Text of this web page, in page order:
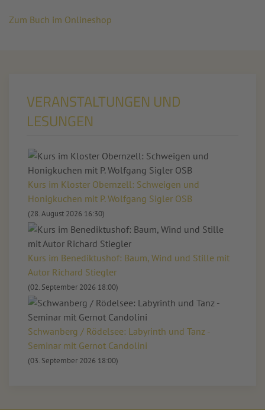
Zum Buch im Onlineshop
VERANSTALTUNGEN UND
LESUNGEN
Kurs im Kloster Obernzell: Schweigen und
Honigkuchen mit P. Wolfgang Sigler OSB
(28. August 2026 16:30)
Kurs im Benediktushof: Baum, Wind und Stille mit
Autor Richard Stiegler
(02. September 2026 18:00)
Schwanberg / Rödelsee: Labyrinth und Tanz -
Seminar mit Gernot Candolini
(03. September 2026 18:00)